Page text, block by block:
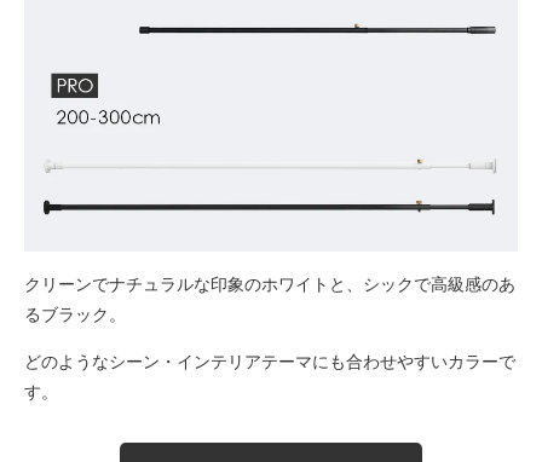
クリーンでナチュラルな印象のホワイトと、シックで高級感のあ
るブラック。
どのようなシーン・インテリアテーマにも合わせやすいカラーで
す。